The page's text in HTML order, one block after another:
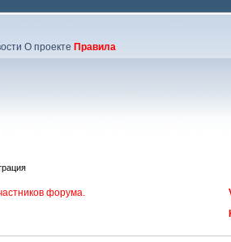
О проекте Правила
форума.